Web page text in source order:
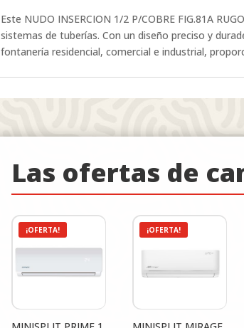
Este NUDO INSERCION 1/2 P/COBRE FIG.81A
sistemas de tuberías. Con un diseño preciso y
fontanería residencial, comercial e industrial,
Las ofertas de
¡OFERTA! ¡OFERTA!